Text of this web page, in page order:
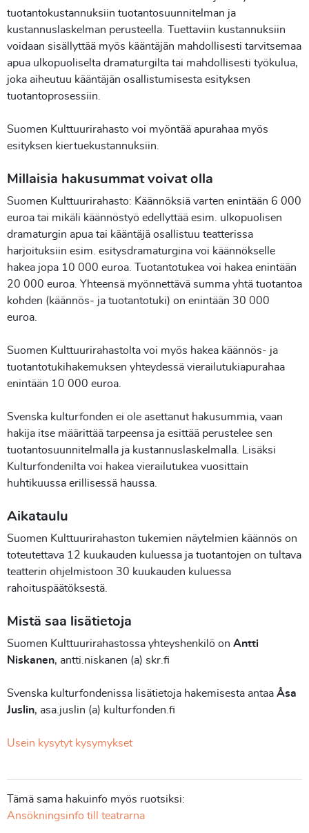
tuotantokustannuksiin tuotantosuunnitelman ja
kustannuslaskelman perusteella. Tuettaviin kustannuksiin
voidaan sisällyttää myös kääntäjän mahdollisesti tarvitsemaa
apua ulkopuoliselta dramaturgilta tai mahdollisesti työkulua,
joka aiheutuu kääntäjän osallistumisesta esityksen
tuotantoprosessiin.
Suomen Kulttuurirahasto voi myöntää apurahaa myös
esityksen kiertuekustannuksiin.
Millaisia hakusummat voivat olla
Suomen Kulttuurirahasto: Käännöksiä varten enintään 6 000
euroa tai mikäli käännöstyö edellyttää esim. ulkopuolisen
dramaturgin apua tai kääntäjä osallistuu teatterissa
harjoituksiin esim. esitysdramaturgina voi käännökselle
hakea jopa 10 000 euroa. Tuotantotukea voi hakea enintään
20 000 euroa. Yhteensä myönnettävä summa yhtä tuotantoa
kohden (käännös- ja tuotantotuki) on enintään 30 000
euroa.
Suomen Kulttuurirahastolta voi myös hakea käännös- ja
tuotantotukihakemuksen yhteydessä vierailutukiapurahaa
enintään 10 000 euroa.
Svenska kulturfonden ei ole asettanut hakusummia, vaan
hakija itse määrittää tarpeensa ja esittää perustelee sen
tuotantosuunnitelmalla ja kustannuslaskelmalla. Lisäksi
Kulturfondenilta voi hakea vierailutukea vuosittain
huhtikuussa erillisessä haussa.
Aikataulu
Suomen Kulttuurirahaston tukemien näytelmien käännös on
toteutettava 12 kuukauden kuluessa ja tuotantojen on tultava
teatterin ohjelmistoon 30 kuukauden kuluessa
rahoituspäätöksestä.
Mistä saa lisätietoja
Suomen Kulttuurirahastossa yhteyshenkilö on Antti
Niskanen, antti.niskanen (a) skr.fi
Svenska kulturfondenissa lisätietoja hakemisesta antaa Åsa
Juslin, asa.juslin (a) kulturfonden.fi
Usein kysytyt kysymykset
Tämä sama hakuinfo myös ruotsiksi:
Ansökningsinfo till teatrarna